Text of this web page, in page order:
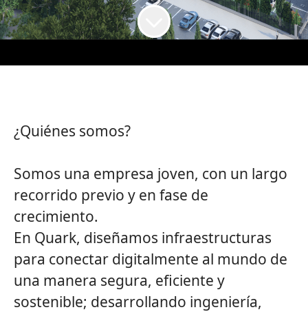
¿Quiénes somos?
Somos una empresa joven, con un largo
recorrido previo y en fase de
crecimiento.
En Quark, diseñamos infraestructuras
para conectar digitalmente al mundo de
una manera segura, eficiente y
sostenible; desarrollando ingeniería,